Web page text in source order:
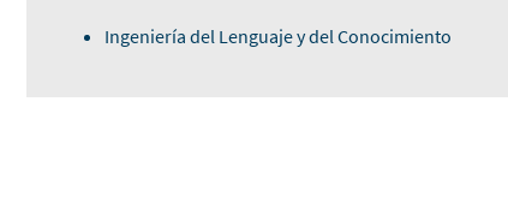
Ingeniería del Lenguaje y del Conocimiento